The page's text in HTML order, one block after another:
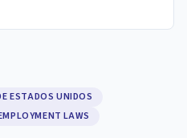
ESTADOS UNIDOS
LAWS